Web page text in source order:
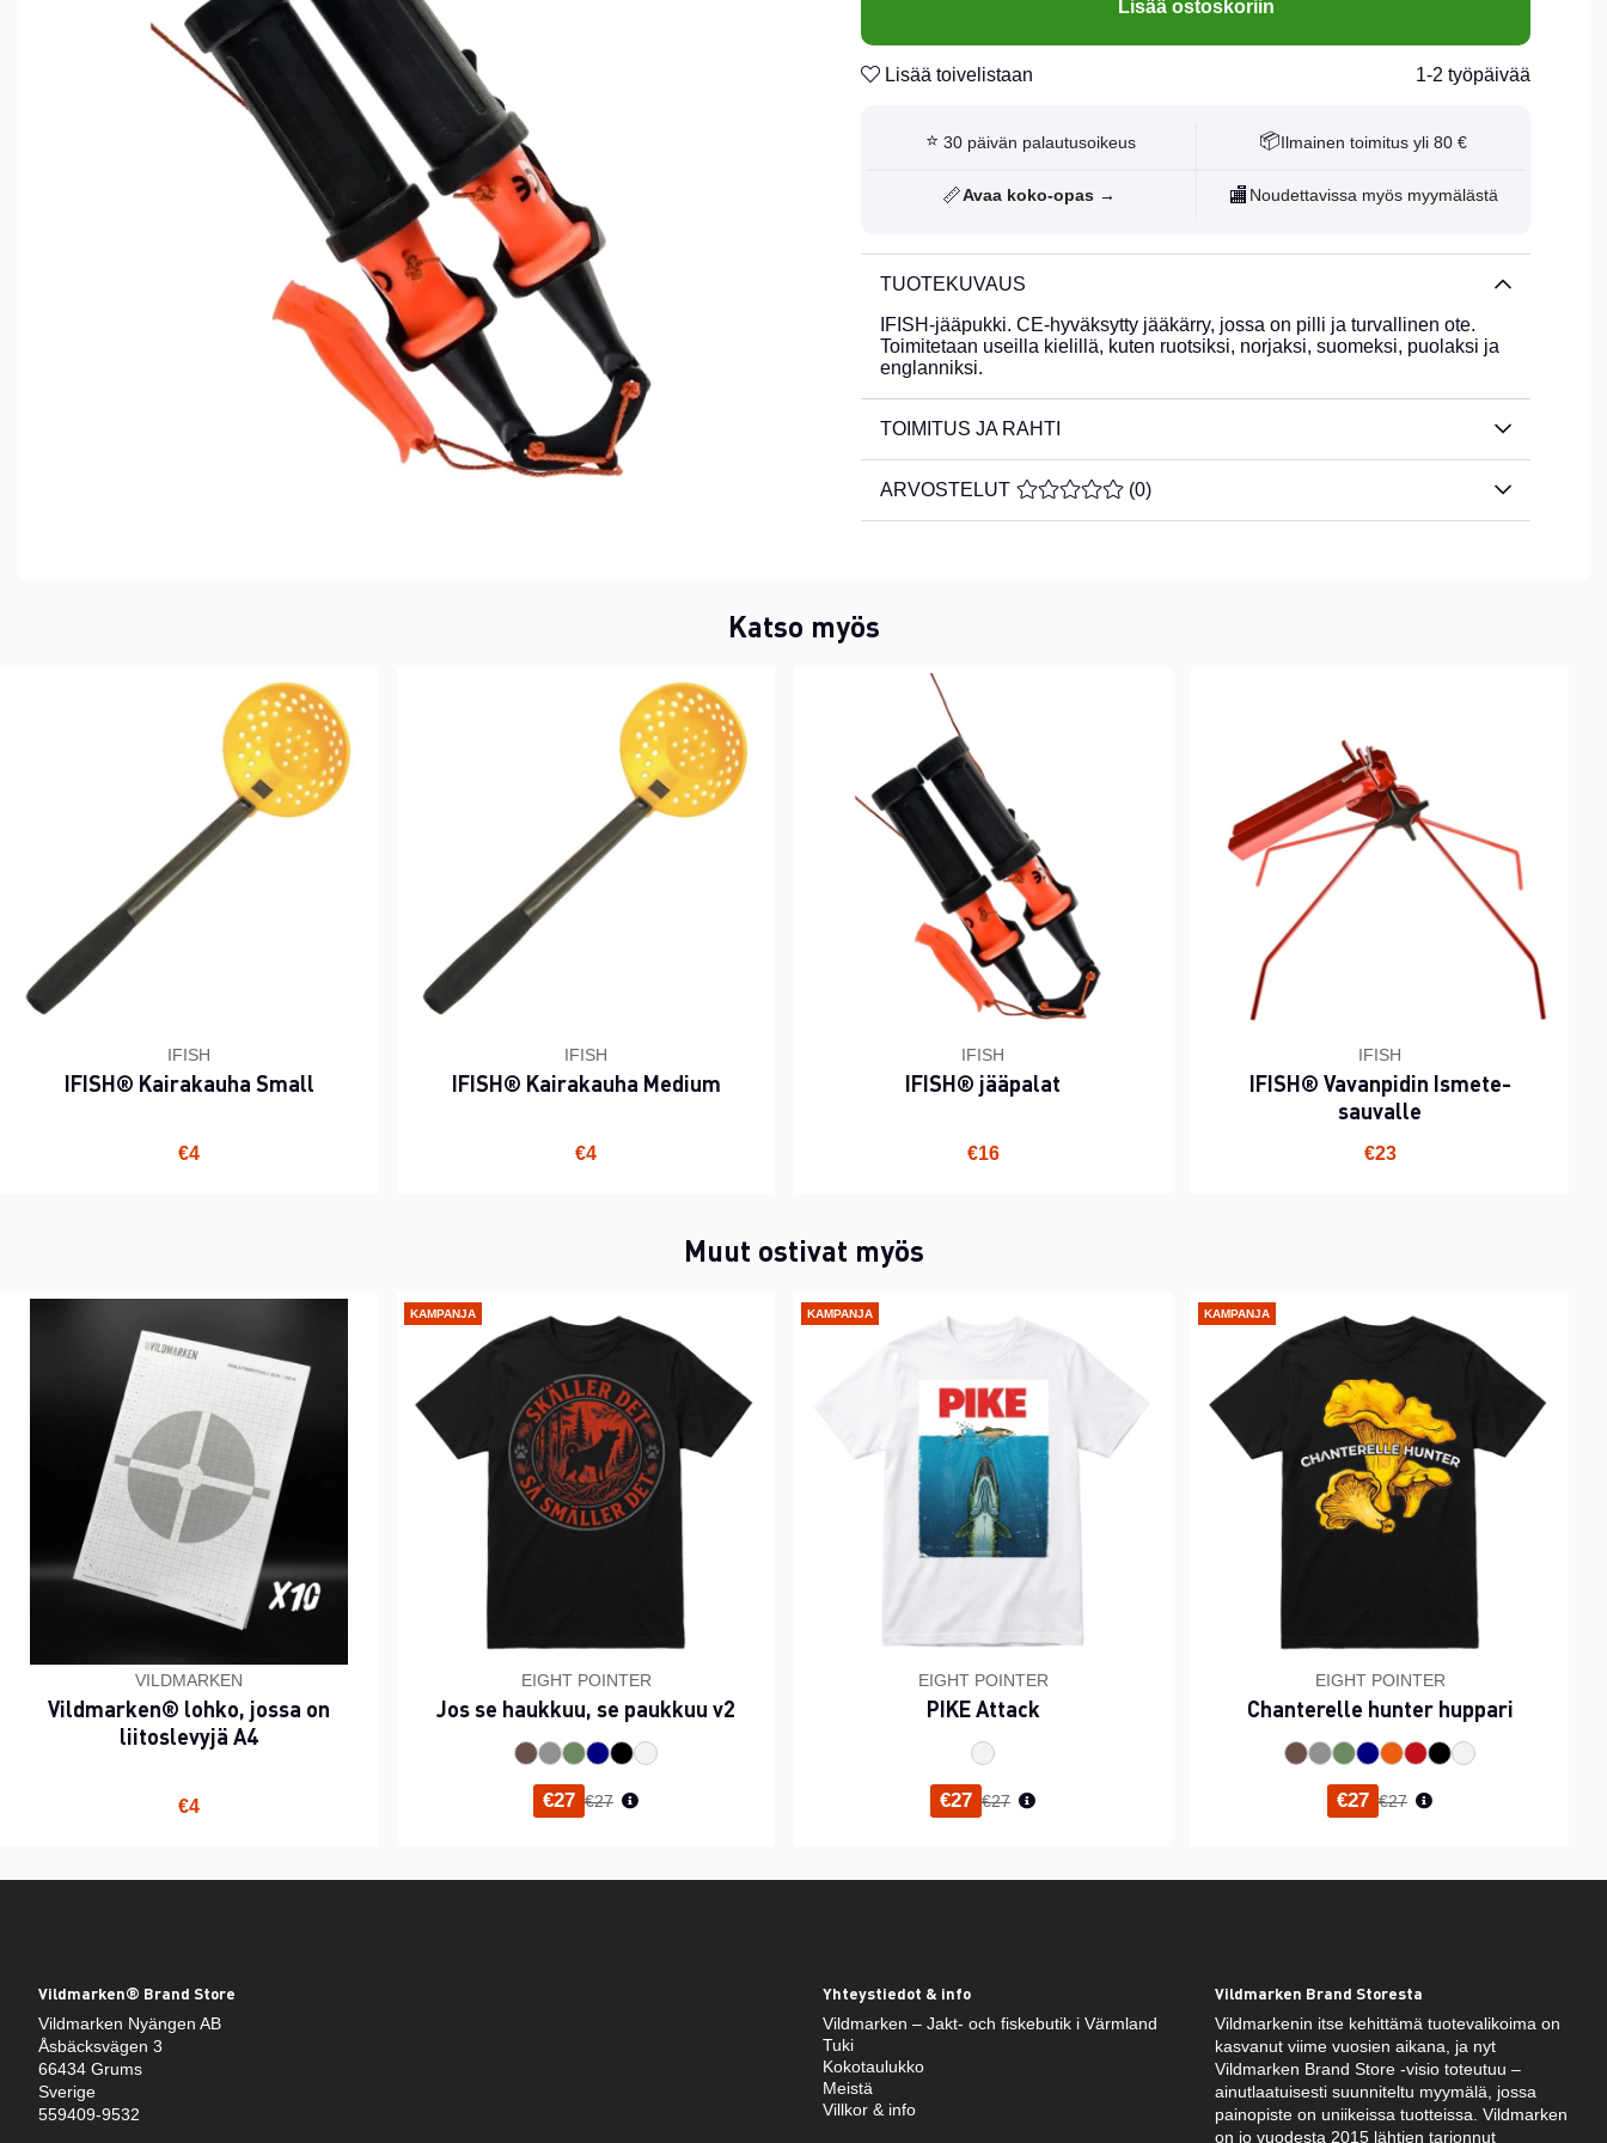
Lisää ostoskoriin
Lisää toivelistaan 1-2 työpäivää
⭐ 30 päivän palautusoikeus 📦 Ilmainen toimitus yli 80 €
📏Avaa koko-opas → 🏬 Noudettavissa myös myymälästä
TUOTEKUVAUS
IFISH-jääpukki. CE-hyväksytty jääkärry, jossa on pilli ja turvallinen ote.
Toimitetaan useilla kielillä, kuten ruotsiksi, norjaksi, suomeksi, puolaksi ja
englanniksi.
TOIMITUS JA RAHTI
ARVOSTELUT KESKIARVOLUOKITUS 0 / 5 ARVIOIDEN MÄÄRÄ 0
(0)
Katso myös
IFISH
IFISH® Kairakauha Small
€4
IFISH
IFISH® Kairakauha Medium
€4
IFISH
IFISH® jääpalat
€16
IFISH
IFISH® Vavanpidin Ismete-
sauvalle
€23
Muut ostivat myös
VILDMARKEN
Vildmarken® lohko, jossa on
liitoslevyjä A4
€4
KAMPANJA
EIGHT POINTER
Jos se haukkuu, se paukkuu v2
€27 Normaali hinta
€27
KAMPANJA
EIGHT POINTER
PIKE Attack
€27 Normaali hinta
€27
KAMPANJA
EIGHT POINTER
Chanterelle hunter huppari
€27 Normaali hinta
€27
Vildmarken® Brand Store
Vildmarken Nyängen AB
Åsbäcksvägen 3
66434 Grums
Sverige
559409-9532
Yhteystiedot & info
Vildmarken – Jakt- och fiskebutik i Värmland
Tuki
Kokotaulukko
Meistä
Villkor & info
Vildmarken Brand Storesta
Vildmarkenin itse kehittämä tuotevalikoima on
kasvanut viime vuosien aikana, ja nyt
Vildmarken Brand Store -visio toteutuu –
ainutlaatuisesti suunniteltu myymälä, jossa
painopiste on uniikeissa tuotteissa. Vildmarken
on jo vuodesta 2015 lähtien tarjonnut